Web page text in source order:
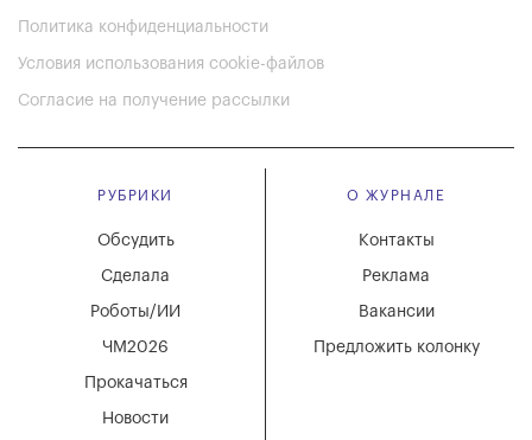
Политика конфиденциальности
Условия использования cookie-файлов
Согласие на получение рассылки
РУБРИКИ
Новости
Обсудить
Сделала
Роботы/ИИ
ЧМ2026
Прокачаться
О ЖУРНАЛЕ
Вакансии
Реклама
Контакты
Предложить колонку